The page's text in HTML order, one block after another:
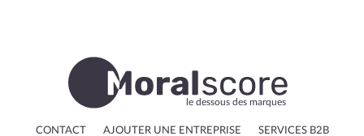
le dessous des marques
CONTACT AJOUTER UNE ENTREPRISE SERVICES B2B